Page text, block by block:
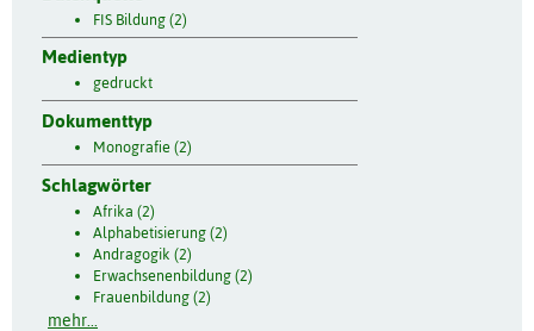
FIS Bildung (2)
Medientyp
gedruckt
Dokumenttyp
Monografie (2)
Schlagwörter
Afrika (2)
Alphabetisierung (2)
Andragogik (2)
Erwachsenenbildung (2)
Frauenbildung (2)
mehr...